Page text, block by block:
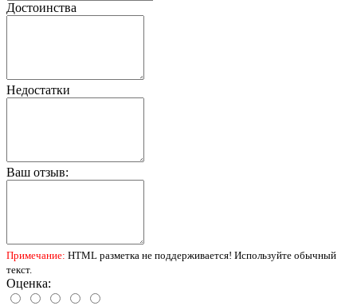
Достоинства
Недостатки
Ваш отзыв:
Примечание: HTML разметка не поддерживается! Используйте обычный
текст.
Оценка: